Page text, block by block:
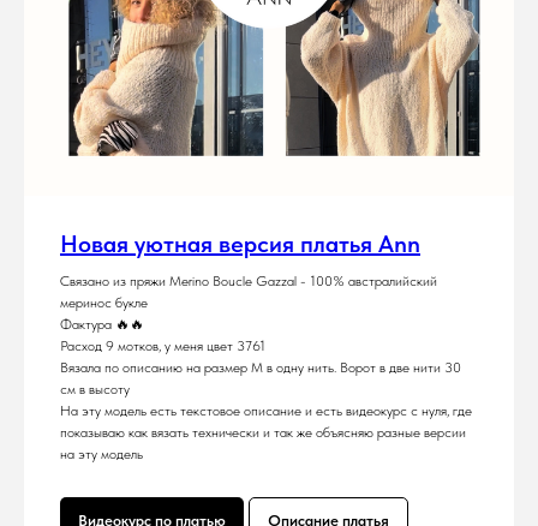
Новая уютная версия платья Ann
Связано из пряжи Merino Boucle Gazzal - 100% австралийский
меринос букле
Фактура 🔥🔥
Расход 9 мотков, у меня цвет 3761
Вязала по описанию на размер М в одну нить. Ворот в две нити 30
см в высоту
На эту модель есть текстовое описание и есть видеокурс с нуля, где
показываю как вязать технически и так же объясняю разные версии
на эту модель
Видеокурс по платью Описание платья